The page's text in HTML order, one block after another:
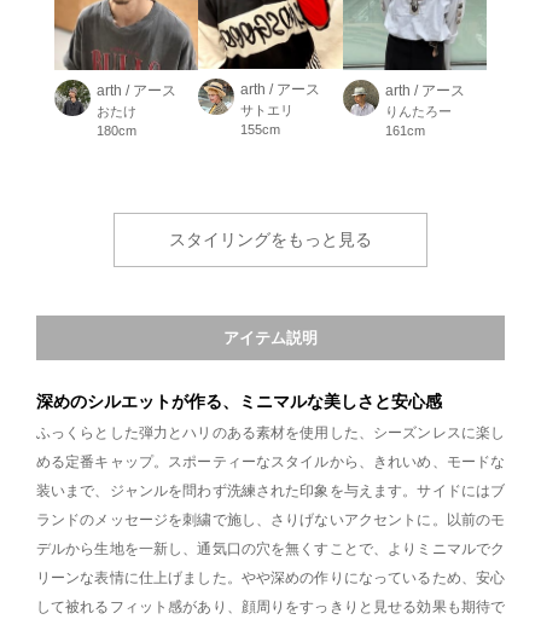
arth / アース
おたけ
180cm
arth / アース
サトエリ
155cm
arth / アース
りんたろー
161cm
スタイリングをもっと見る
アイテム説明
深めのシルエットが作る、ミニマルな美しさと安心感
ふっくらとした弾力とハリのある素材を使用した、シーズンレスに楽し
める定番キャップ。スポーティーなスタイルから、きれいめ、モードな
装いまで、ジャンルを問わず洗練された印象を与えます。サイドにはブ
ランドのメッセージを刺繍で施し、さりげないアクセントに。以前のモ
デルから生地を一新し、通気口の穴を無くすことで、よりミニマルでク
リーンな表情に仕上げました。やや深めの作りになっているため、安心
して被れるフィット感があり、顔周りをすっきりと見せる効果も期待で